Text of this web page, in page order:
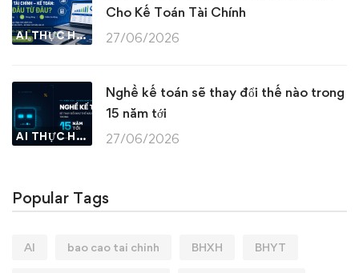
AI THỰC HÀNH
Cho Kế Toán Tài Chính
27/06/2026
AI THỰC HÀNH
Nghề kế toán sẽ thay đổi thế nào trong
15 năm tới
27/06/2026
Popular Tags
AI bao cao tai chinh BHXH BHYT